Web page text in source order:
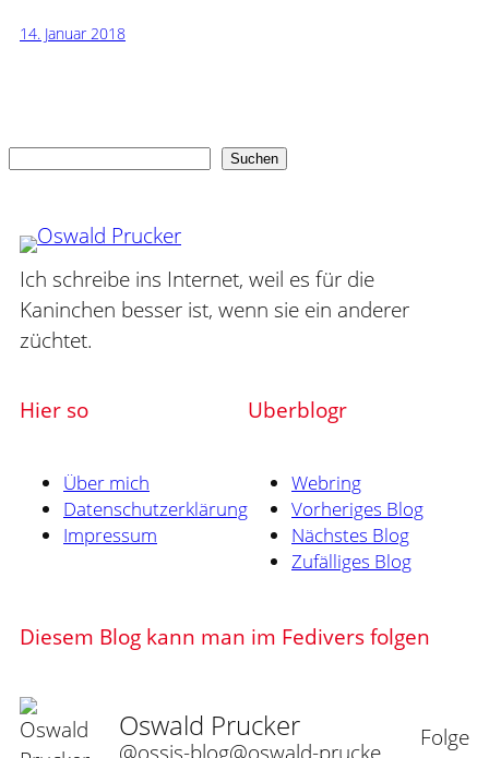
14. Januar 2018
Suchen
Ich schreibe ins Internet, weil es für die
Kaninchen besser ist, wenn sie ein anderer
züchtet.
Hier so
Über mich
Datenschutzerklärung
Impressum
Uberblogr
Webring
Vorheriges Blog
Nächstes Blog
Zufälliges Blog
Diesem Blog kann man im Fedivers folgen
Oswald Prucker Folge